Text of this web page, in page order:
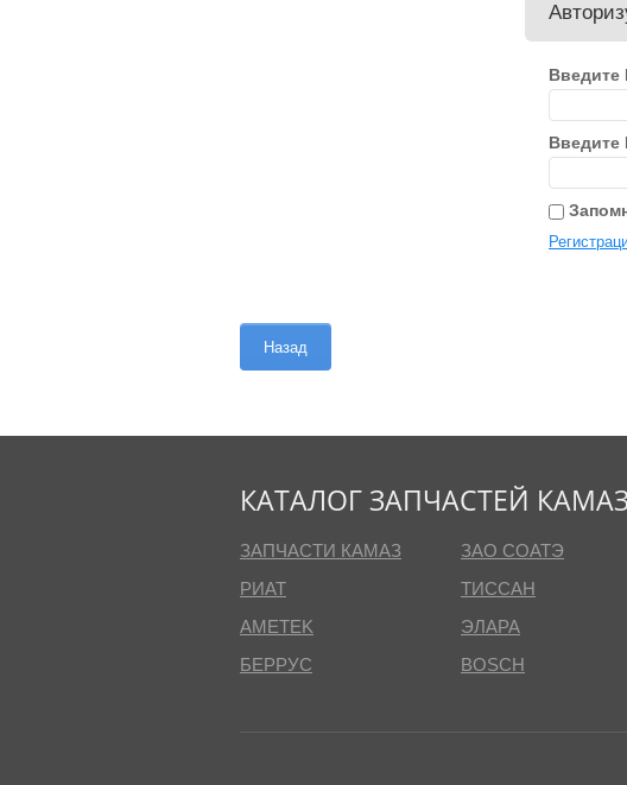
Введите
Введите
Назад
КАТАЛОГ ЗАПЧАСТЕЙ КАМАЗ
ЗАПЧАСТИ КАМАЗ
РИАТ
AMETEK
БЕРРУС
ЗАО СОАТЭ
ТИССАН
ЭЛАРА
BOSCH